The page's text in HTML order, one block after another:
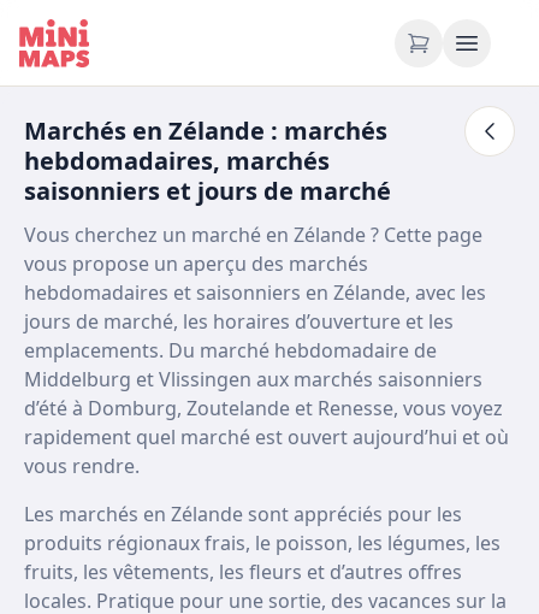
Aller au contenu
Marchés en Zélande : marchés
hebdomadaires, marchés
saisonniers et jours de marché
Vous cherchez un marché en Zélande ? Cette page
vous propose un aperçu des marchés
hebdomadaires et saisonniers en Zélande, avec les
jours de marché, les horaires d’ouverture et les
emplacements. Du marché hebdomadaire de
Middelburg et Vlissingen aux marchés saisonniers
d’été à Domburg, Zoutelande et Renesse, vous voyez
rapidement quel marché est ouvert aujourd’hui et où
vous rendre.
Les marchés en Zélande sont appréciés pour les
produits régionaux frais, le poisson, les légumes, les
fruits, les vêtements, les fleurs et d’autres offres
locales. Pratique pour une sortie, des vacances sur la